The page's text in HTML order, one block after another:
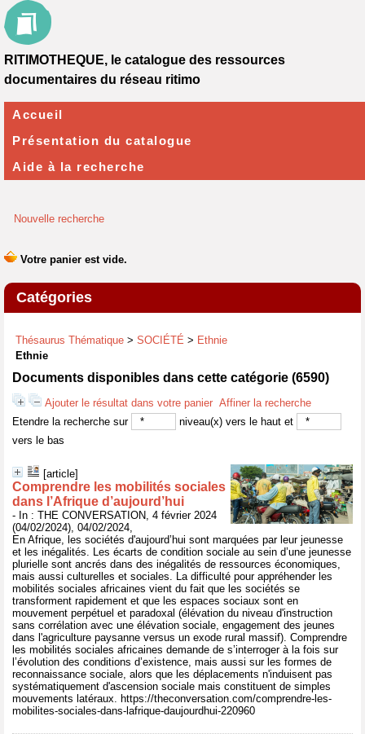
Nouvelle recherche
Catégories
Thésaurus Thématique > SOCIÉTÉ > Ethnie
Ethnie
Documents disponibles dans cette catégorie (6590)
Ajouter le résultat dans votre panier Affiner la recherche
Etendre la recherche sur
niveau(x) vers le haut et
vers le bas
[article]
Comprendre les mobilités sociales
dans l’Afrique d’aujourd’hui
- In : THE CONVERSATION, 4 février 2024
(04/02/2024), 04/02/2024,
En Afrique, les sociétés d'aujourd’hui sont marquées par leur jeunesse
et les inégalités. Les écarts de condition sociale au sein d’une jeunesse
plurielle sont ancrés dans des inégalités de ressources économiques,
mais aussi culturelles et sociales. La difficulté pour appréhender les
mobilités sociales africaines vient du fait que les sociétés se
transforment rapidement et que les espaces sociaux sont en
mouvement perpétuel et paradoxal (élévation du niveau d'instruction
sans corrélation avec une élévation sociale, engagement des jeunes
dans l'agriculture paysanne versus un exode rural massif). Comprendre
les mobilités sociales africaines demande de s’interroger à la fois sur
l’évolution des conditions d’existence, mais aussi sur les formes de
reconnaissance sociale, alors que les déplacements n'induisent pas
systématiquement d'ascension sociale mais constituent de simples
mouvements latéraux. https://theconversation.com/comprendre-les-
mobilites-sociales-dans-lafrique-daujourdhui-220960
RITIMOTHEQUE, le catalogue des ressources
documentaires du réseau ritimo
Accueil
Présentation du catalogue
Aide à la recherche